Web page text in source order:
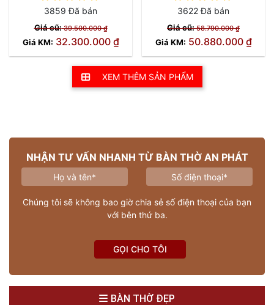
3859 Đã bán
Giá cũ:39.500.000 ₫
Giá KM: 32.300.000 ₫
3622 Đã bán
Giá cũ:58.790.000 ₫
Giá KM: 50.880.000 ₫
XEM THÊM SẢN PHẨM
NHẬN TƯ VẤN NHANH TỪ BÀN THỜ AN PHÁT
GỌI CHO TÔI
Chúng tôi sẽ không bao giờ chia sẻ số điện thoại của bạn
với bên thứ ba.
BÀN THỜ ĐẸP